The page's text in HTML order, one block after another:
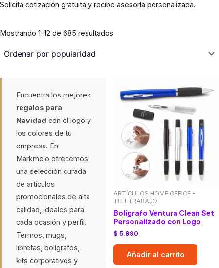
Solicita cotización gratuita y recibe asesoría personalizada.
Mostrando 1–12 de 685 resultados
Encuentra los mejores
regalos para
Navidad con el logo y
los colores de tu
empresa. En
Markmelo ofrecemos
una selección curada
de artículos
promocionales de alta
calidad, ideales para
cada ocasión y perfil.
Termos, mugs,
libretas, bolígrafos,
kits corporativos y
ARTÍCULOS HOME OFFICE -
TELETRABAJO
Bolígrafo Ventura Clean Set
Personalizado con Logo
$ 5.990
Añadir al carrito